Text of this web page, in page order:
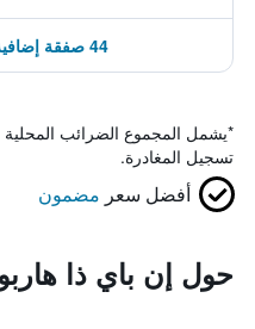
44 صفقة إضافية ابتداءً من 823 ﷼
*يشمل المجموع الضرائب
تسجيل المغادرة.
أفضل سعر مضمون
حول إن باي ذا